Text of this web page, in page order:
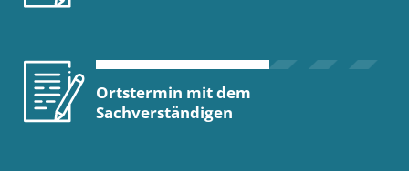
Ortstermin mit dem
Sachverständigen